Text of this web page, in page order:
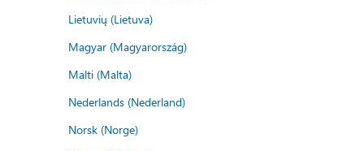
Lietuvių (Lietuva)
Magyar (Magyarország)
Malti (Malta)
Nederlands (Nederland)
Norsk (Norge)